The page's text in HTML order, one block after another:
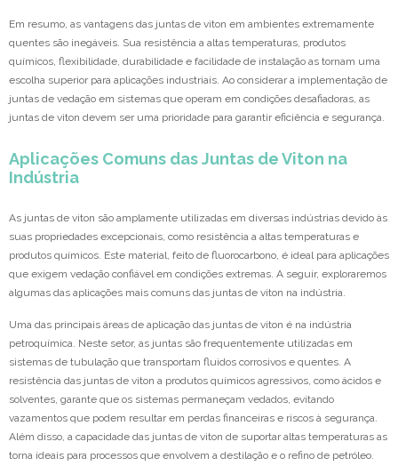
Em resumo, as vantagens das juntas de viton em ambientes extremamente
quentes são inegáveis. Sua resistência a altas temperaturas, produtos
químicos, flexibilidade, durabilidade e facilidade de instalação as tornam uma
escolha superior para aplicações industriais. Ao considerar a implementação de
juntas de vedação em sistemas que operam em condições desafiadoras, as
juntas de viton devem ser uma prioridade para garantir eficiência e segurança.
Aplicações Comuns das Juntas de Viton na
Indústria
As juntas de viton são amplamente utilizadas em diversas indústrias devido às
suas propriedades excepcionais, como resistência a altas temperaturas e
produtos químicos. Este material, feito de fluorocarbono, é ideal para aplicações
que exigem vedação confiável em condições extremas. A seguir, exploraremos
algumas das aplicações mais comuns das juntas de viton na indústria.
Uma das principais áreas de aplicação das juntas de viton é na indústria
petroquímica. Neste setor, as juntas são frequentemente utilizadas em
sistemas de tubulação que transportam fluidos corrosivos e quentes. A
resistência das juntas de viton a produtos químicos agressivos, como ácidos e
solventes, garante que os sistemas permaneçam vedados, evitando
vazamentos que podem resultar em perdas financeiras e riscos à segurança.
Além disso, a capacidade das juntas de viton de suportar altas temperaturas as
torna ideais para processos que envolvem a destilação e o refino de petróleo.